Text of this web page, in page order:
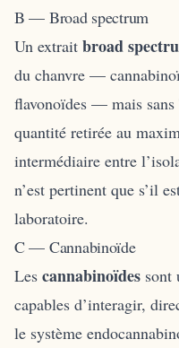
B — Broad spectrum
Un extrait broad
du chanvre —
flavonoïdes — mais sans
quantité retirée au
intermédiaire entre
n’est pertinent que s’il
laboratoire.
C — Cannabinoïde
Les cannabinoïdes sont
capables d’interagir,
le système